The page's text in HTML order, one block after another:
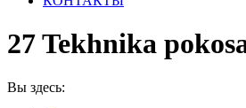
27 Tekhnika
Вы здесь: